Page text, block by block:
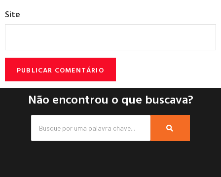
Site
Não encontrou o que buscava?